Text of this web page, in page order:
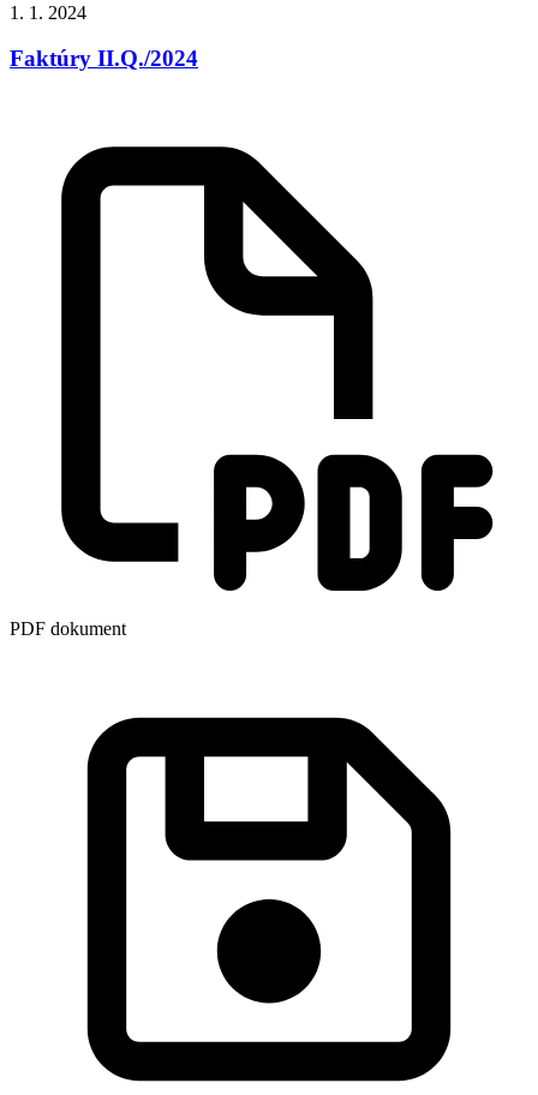
1. 1. 2024
Faktúry II.Q./2024
PDF dokument